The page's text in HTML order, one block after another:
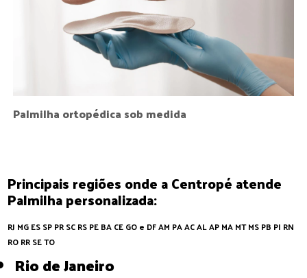
Palmilha ortopédica sob medida
Principais regiões onde a Centropé atende
Palmilha personalizada:
RJ MGESSPPRSCRSPEBACEGO e DFAM PAACALAPMAMTMSPB PI RN
RORRSETO
Rio de Janeiro